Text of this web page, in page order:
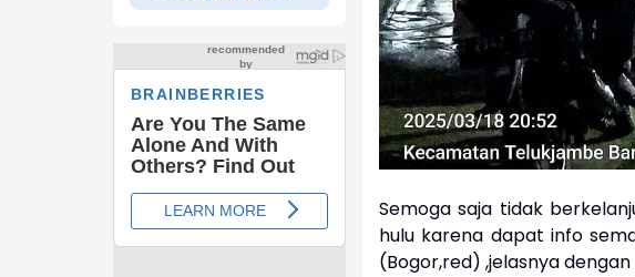
Semoga saja tidak
hulu karena dapat info
(Bogor,red) ,jelasnya